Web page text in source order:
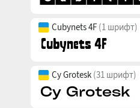
Cubynets 4F (1 шрифт)
Cy Grotesk (31 шрифт)